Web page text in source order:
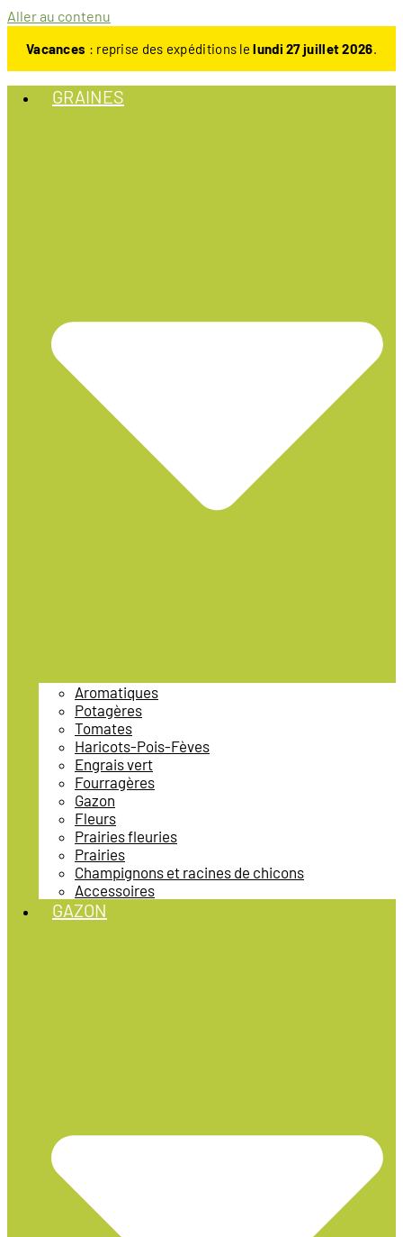
Aller au contenu
Vacances : reprise des expéditions lelundi 27 juillet 2026.
GRAINES
Aromatiques
Potagères
Tomates
Haricots-Pois-Fèves
Engrais vert
Fourragères
Gazon
Fleurs
Prairies fleuries
Prairies
Champignons et racines de chicons
Accessoires
GAZON